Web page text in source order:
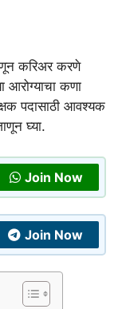
करिअर करणे
आरोग्याचा कणा
पदासाठी आवश्यक
घ्या.
Join Now
Join Now